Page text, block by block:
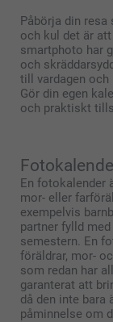
Påbörja din resa
och kul det är
smartphoto har
och
till vardagen
Gör din egen
och praktiskt
En fotokalender
mor- eller
exempelvis
partner fylld
semestern. En
föräldrar, mor-
som redan har
garanterat att
då den inte bara
påminnelse om